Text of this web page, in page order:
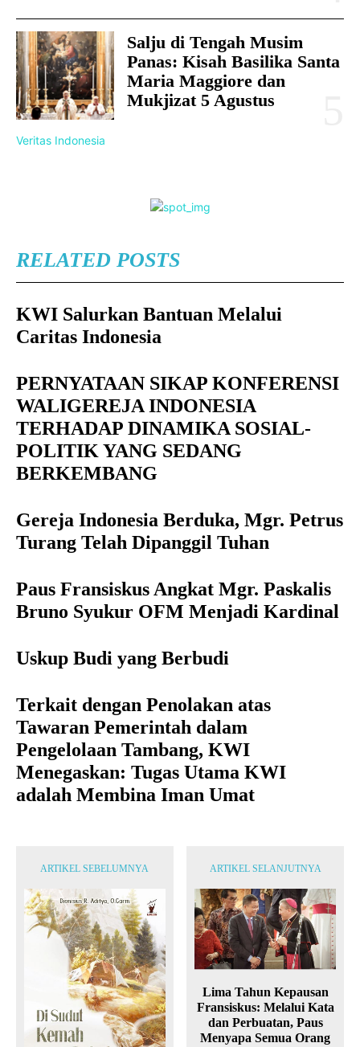
Salju di Tengah Musim
Panas: Kisah Basilika Santa
Maria Maggiore dan
Mukjizat 5 Agustus
Veritas Indonesia
RELATED POSTS
KWI Salurkan Bantuan Melalui
Caritas Indonesia
PERNYATAAN SIKAP KONFERENSI
WALIGEREJA INDONESIA
TERHADAP DINAMIKA SOSIAL-
POLITIK YANG SEDANG
BERKEMBANG
Gereja Indonesia Berduka, Mgr. Petrus
Turang Telah Dipanggil Tuhan
Paus Fransiskus Angkat Mgr. Paskalis
Bruno Syukur OFM Menjadi Kardinal
Uskup Budi yang Berbudi
Terkait dengan Penolakan atas
Tawaran Pemerintah dalam
Pengelolaan Tambang, KWI
Menegaskan: Tugas Utama KWI
adalah Membina Iman Umat
ARTIKEL SEBELUMNYA ARTIKEL SELANJUTNYA
Lima Tahun Kepausan
Fransiskus: Melalui Kata
dan Perbuatan, Paus
Menyapa Semua Orang